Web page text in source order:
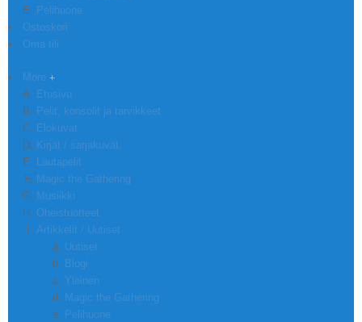
Pelihuone
Ostoskori
Oma tili
More
Etusivu
Pelit, konsolit ja tarvikkeet
Elokuvat
Kirjat / sarjakuvat
Lautapelit
Magic the Gathering
Musiikki
Oheistuotteet
Artikkelit / Uutiset
Uutiset
Blogi
Yleinen
Magic the Gathering
Pelihuone